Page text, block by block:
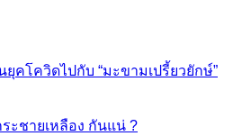
ยุคโควิดไปกับ “มะขามเปรี้ยวยักษ์”
ะชายเหลือง กันแน่ ?